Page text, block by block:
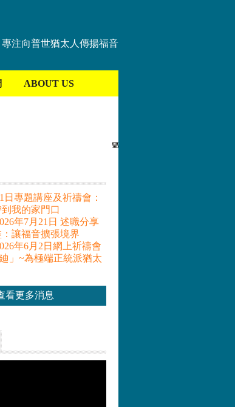
專注向普世猶太人傳揚福音
ABOUT US
日專題講座及祈禱會：
我的家門口
年7月21日 述職分享
讓福音擴張境界
年6月2日網上祈禱會
」~為極端正統派猶太
看更多消息